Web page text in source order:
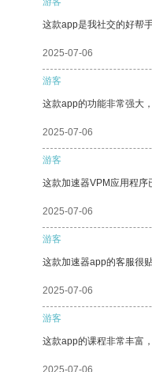
这款app是我社交的好帮
2025-07-06
游客
这款app的功能非常强大
2025-07-06
游客
这款加速器VPM应用程序
2025-07-06
游客
这款加速器app的客服很
2025-07-06
游客
这款app的课程非常丰富
2025-07-06